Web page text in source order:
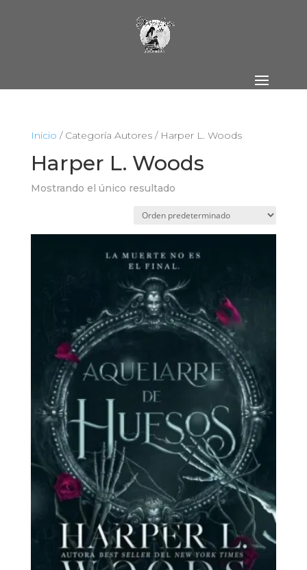
Inicio / Categoría Autores / Harper L. Woods
Harper L. Woods
Mostrando el único resultado